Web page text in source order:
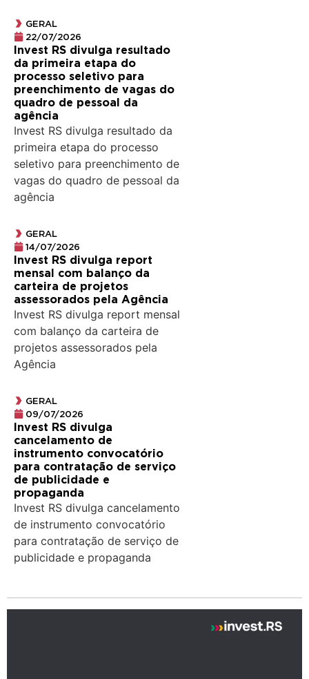
GERAL
22/07/2026
Invest RS divulga resultado
da primeira etapa do
processo seletivo para
preenchimento de vagas do
quadro de pessoal da
agência
Invest RS divulga resultado da
primeira etapa do processo
seletivo para preenchimento de
vagas do quadro de pessoal da
agência
GERAL
14/07/2026
Invest RS divulga report
mensal com balanço da
carteira de projetos
assessorados pela Agência
Invest RS divulga report mensal
com balanço da carteira de
projetos assessorados pela
Agência
GERAL
09/07/2026
Invest RS divulga
cancelamento de
instrumento convocatório
para contratação de serviço
de publicidade e
propaganda
Invest RS divulga cancelamento
de instrumento convocatório
para contratação de serviço de
publicidade e propaganda